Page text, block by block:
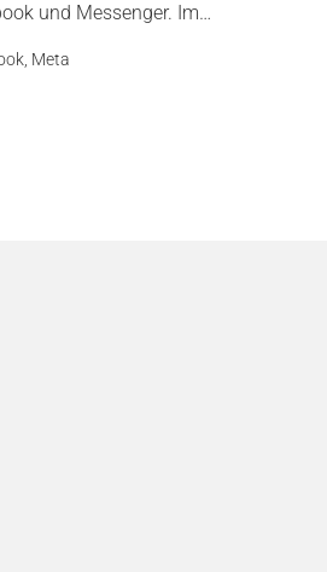
und Messenger. Im…
, Meta